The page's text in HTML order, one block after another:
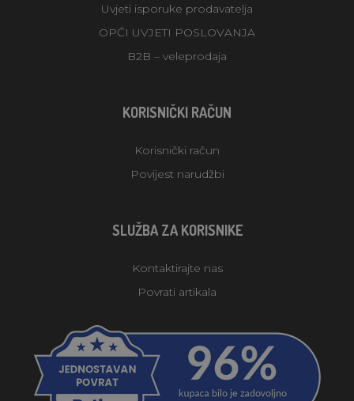
Uvjeti isporuke prodavatelja
OPĆI UVJETI POSLOVANJA
B2B – veleprodaja
KORISNIČKI RAČUN
Korisnički račun
Povijest narudžbi
SLUŽBA ZA KORISNIKE
Kontaktirajte nas
Povrati artikala